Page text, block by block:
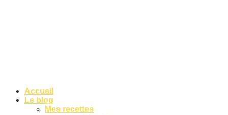
Accueil
Le blog
Mes recettes